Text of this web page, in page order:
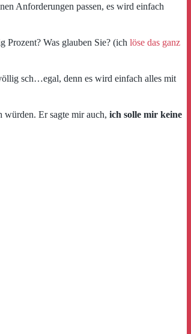
Anforderungen passen, es wird einfach
Prozent? Was glauben Sie? (ich löse das ganz
sch…egal, denn es wird einfach alles mit
würden. Er sagte mir auch, ich solle mir keine